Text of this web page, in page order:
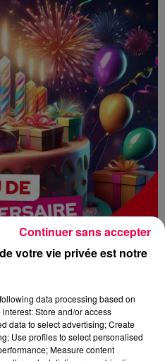
votre vie privée est notre
data processing based on
Store and/or access
data to select advertising; Create
Use profiles to select personalised
Measure content
Continuer sans accepter